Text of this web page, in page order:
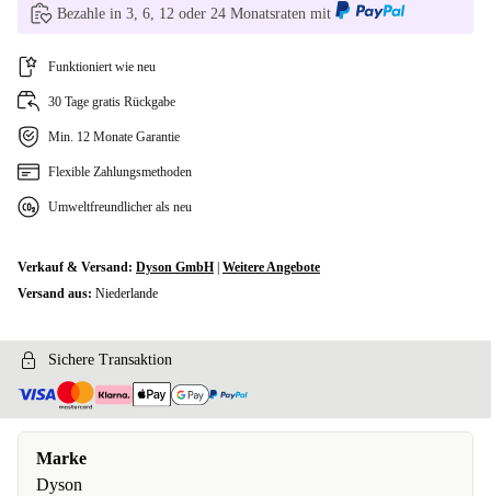
Bezahle in 3, 6, 12 oder 24 Monatsraten mit
Funktioniert wie neu
30 Tage gratis Rückgabe
Min. 12 Monate Garantie
Flexible Zahlungsmethoden
Umweltfreundlicher als neu
Verkauf & Versand: Dyson GmbH Weitere Angebote
Versand aus: Niederlande
Sichere Transaktion
Marke
Dyson